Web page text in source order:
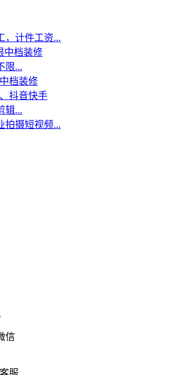
，计件工资...
限...
档装修
辑...
拍摄短视频...
信